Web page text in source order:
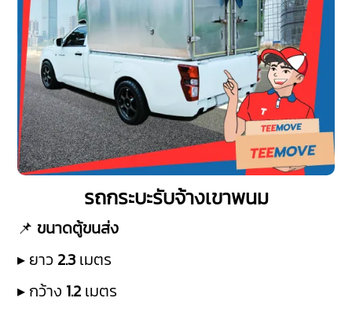
รถกระบะรับจ้างเขาพนม
📌 ขนาดตู้ขนส่ง
▸ ยาว 2.3 เมตร
▸ กว้าง 1.2 เมตร